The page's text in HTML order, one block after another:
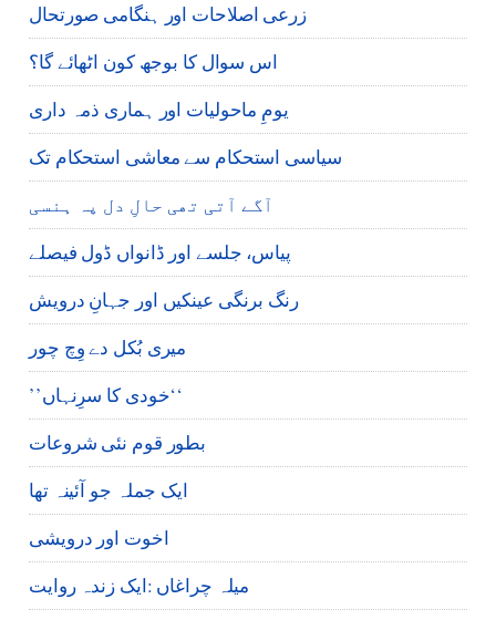
زرعی اصلاحات اور ہنگامی صورتحال
اس سوال کا بوجھ کون اٹھائے گا؟
یومِ ماحولیات اور ہماری ذمہ داری
سیاسی استحکام سے معاشی استحکام تک
آگے آتی تھی حالِ دل پہ ہنسی
پیاس، جلسے اور ڈانواں ڈول فیصلے
رنگ برنگی عینکیں اور جہانِ درویش
میری بُکل دے وِچ چور
’’خودی کا سرِنہاں‘‘
بطور قوم نئی شروعات
ایک جملہ جو آئینہ تھا
اخوت اور درویشی
میلہ چراغاں :ایک زندہ روایت